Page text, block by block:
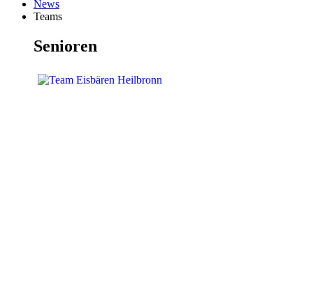
News
Teams
Senioren